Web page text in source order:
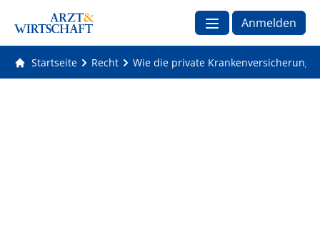
Anmelden
Startseite Recht Wie die private Krankenversicherung